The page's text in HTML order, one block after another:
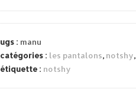
cachemire
ugs : manu
catégories : les pantalons, notshy,
étiquette : notshy